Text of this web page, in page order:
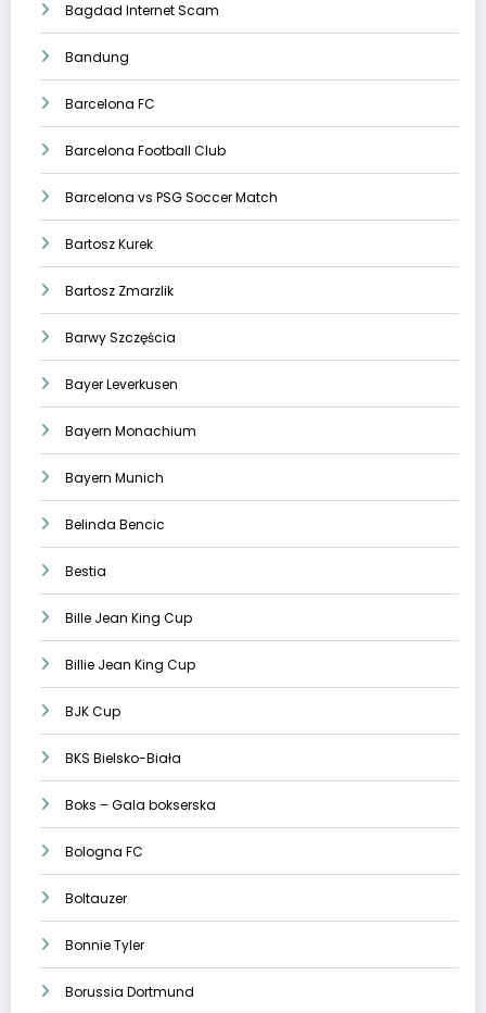
Bagdad Internet Scam
Bandung
Barcelona FC
Barcelona Football Club
Barcelona vs PSG Soccer Match
Bartosz Kurek
Bartosz Zmarzlik
Barwy Szczęścia
Bayer Leverkusen
Bayern Monachium
Bayern Munich
Belinda Bencic
Bestia
Bille Jean King Cup
Billie Jean King Cup
BJK Cup
BKS Bielsko-Biała
Boks – Gala bokserska
Bologna FC
Boltauzer
Bonnie Tyler
Borussia Dortmund